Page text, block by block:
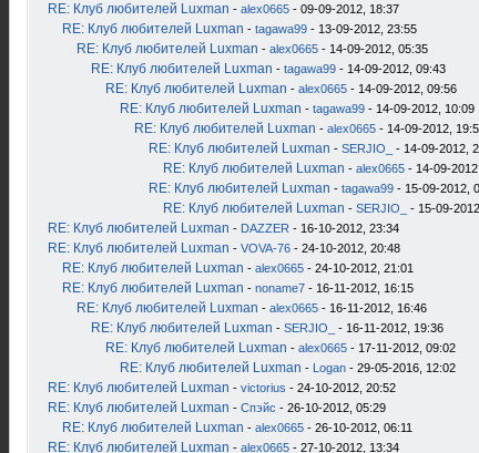
RE: Клуб любителей Luxman - alex0665 - 09-09-2012, 18:37
RE: Клуб любителей Luxman - tagawa99 - 13-09-2012, 23:55
RE: Клуб любителей Luxman - alex0665 - 14-09-2012, 05:35
RE: Клуб любителей Luxman - tagawa99 - 14-09-2012, 09:43
RE: Клуб любителей Luxman - alex0665 - 14-09-2012, 09:56
RE: Клуб любителей Luxman - tagawa99 - 14-09-2012, 10:09
RE: Клуб любителей Luxman - alex0665 - 14-09-2012,
RE: Клуб любителей Luxman - SERJIO_ - 14-09-2012,
RE: Клуб любителей Luxman - alex0665 - 14-09-
RE: Клуб любителей Luxman - tagawa99 - 15-09-2012,
RE: Клуб любителей Luxman - SERJIO_ - 15-09-
RE: Клуб любителей Luxman - DAZZER - 16-10-2012, 23:34
RE: Клуб любителей Luxman - VOVA-76 - 24-10-2012, 20:48
RE: Клуб любителей Luxman - alex0665 - 24-10-2012, 21:01
RE: Клуб любителей Luxman - noname7 - 16-11-2012, 16:15
RE: Клуб любителей Luxman - alex0665 - 16-11-2012, 16:46
RE: Клуб любителей Luxman - SERJIO_ - 16-11-2012, 19:36
RE: Клуб любителей Luxman - alex0665 - 17-11-2012, 09:02
RE: Клуб любителей Luxman - Logan - 29-05-2016, 12:02
RE: Клуб любителей Luxman - victorius - 24-10-2012, 20:52
RE: Клуб любителей Luxman - Спэйс - 26-10-2012, 05:29
RE: Клуб любителей Luxman - alex0665 - 26-10-2012, 06:11
RE: Клуб любителей Luxman - alex0665 - 27-10-2012, 13:34